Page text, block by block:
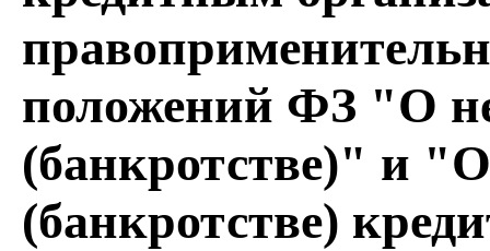
положений ФЗ "О
(банкротстве)" и "О
(банкротстве)